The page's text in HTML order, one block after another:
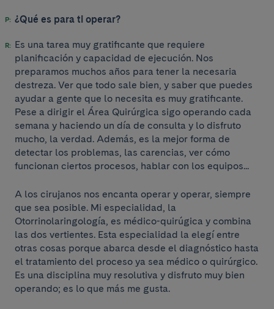
¿Qué es para ti operar?
Es una tarea muy gratificante que requiere
planificación y capacidad de ejecución. Nos
preparamos muchos años para tener la necesaria
destreza. Ver que todo sale bien, y saber que puedes
ayudar a gente que lo necesita es muy gratificante.
Pese a dirigir el Área Quirúrgica sigo operando cada
semana y haciendo un día de consulta y lo disfruto
mucho, la verdad. Además, es la mejor forma de
detectar los problemas, las carencias, ver cómo
funcionan ciertos procesos, hablar con los equipos...
A los cirujanos nos encanta operar y operar, siempre
que sea posible. Mi especialidad, la
Otorrinolaringología, es médico-quirúgica y combina
las dos vertientes. Esta especialidad la elegí entre
otras cosas porque abarca desde el diagnóstico hasta
el tratamiento del proceso ya sea médico o quirúrgico.
Es una disciplina muy resolutiva y disfruto muy bien
operando; es lo que más me gusta.